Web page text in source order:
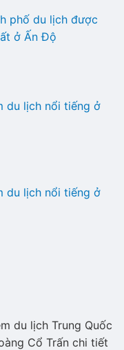
phố du lịch được
ở Ấn Độ
du lịch nổi tiếng ở
du lịch nổi tiếng ở
du lịch Trung Quốc
Cổ Trấn chi tiết